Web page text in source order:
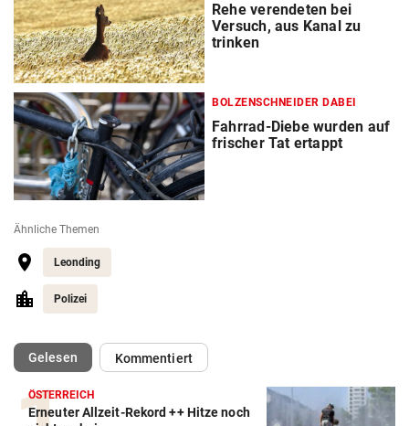
Rehe verendeten bei
Versuch, aus Kanal zu
trinken
BOLZENSCHNEIDER DABEI
Fahrrad-Diebe wurden auf
frischer Tat ertappt
Ähnliche Themen
Leonding
Polizei
Gelesen(ausgewählt)Kommentiert
ÖSTERREICH
Erneuter Allzeit-Rekord ++ Hitze noch